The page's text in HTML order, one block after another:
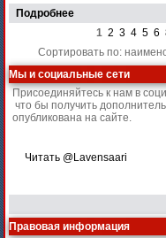
Подробнее
1 2 3 4 5 6
Сортировать по:
Мы и социальные сети
Присоединяйтесь к нам в
что бы получить
опубликована на сайте.
Читать @Lavensaari
Правовая информация